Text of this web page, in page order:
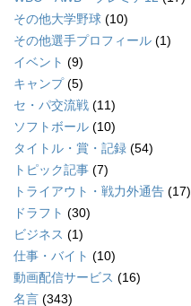
その他大学野球 (10)
その他選手プロフィール (1)
イベント (9)
キャンプ(5)
セ・パ交流戦 (11)
ソフトボール (10)
タイトル・賞・記録 (54)
トピック記事 (7)
トライアウト・戦力外通告 (17)
ドラフト (30)
ビジネス (1)
仕事・バイト (10)
動画配信サービス (16)
名言 (343)